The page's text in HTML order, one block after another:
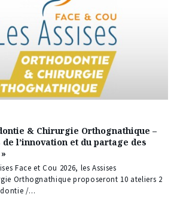
& Chirurgie Orthognathique –
de l’innovation et du partage des
Face et Cou 2026, les Assises
Orthognathique proposeront 10 ateliers 2
/...